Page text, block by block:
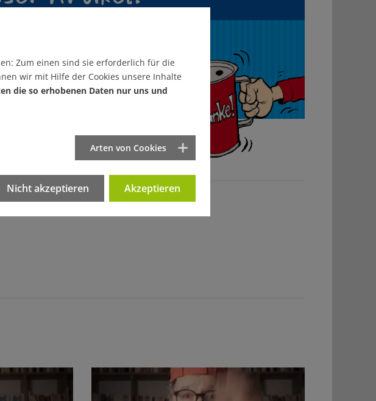
Zum einen sind sie erforderlich für die
wir mit Hilfe der Cookies unsere Inhalte
die so erhobenen Daten nur uns und
Arten von Cookies
Nicht akzeptieren Akzeptieren